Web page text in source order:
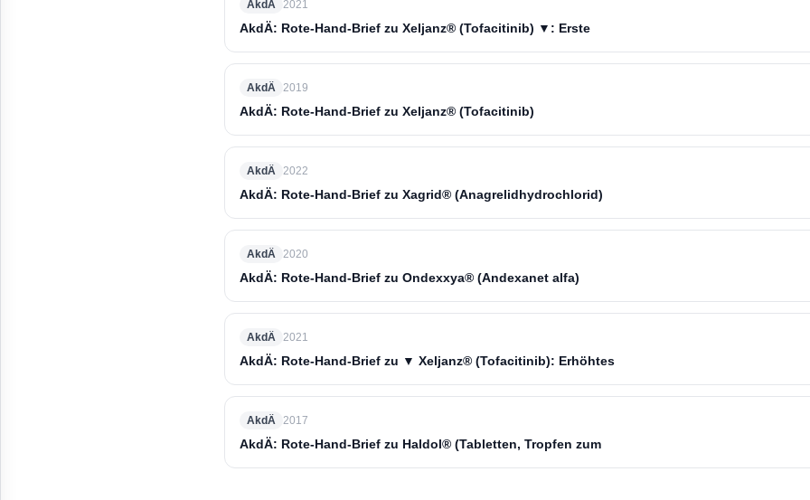
AkdÄ 2021
AkdÄ: Rote-Hand-Brief zu Xeljanz® (Tofacitinib) ▼: Erste
AkdÄ 2019
AkdÄ: Rote-Hand-Brief zu Xeljanz® (Tofacitinib)
AkdÄ 2022
AkdÄ: Rote-Hand-Brief zu Xagrid® (Anagrelidhydrochlorid)
AkdÄ 2020
AkdÄ: Rote-Hand-Brief zu Ondexxya® (Andexanet alfa)
AkdÄ 2021
AkdÄ: Rote-Hand-Brief zu ▼ Xeljanz® (Tofacitinib): Erhöhtes
AkdÄ 2017
AkdÄ: Rote-Hand-Brief zu Haldol® (Tabletten, Tropfen zum